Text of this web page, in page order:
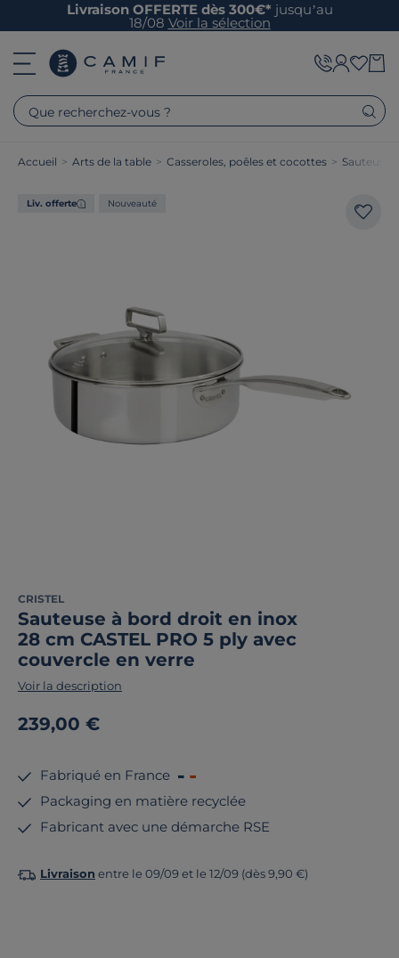
Livraison OFFERTE dès 300€* jusqu’au
18/08 Voir la sélection
Que recherchez-vous ?
Accueil > Arts de la table > Casseroles, poêles et cocottes >
Liv. offerte Nouveauté
CRISTEL
Sauteuse à bord droit en inox
28 cm CASTEL PRO 5 ply avec
couvercle en verre
Voir la description
239,00 €
Fabriqué en France
Packaging en matière recyclée
Fabricant avec une démarche RSE
Livraison entre le 09/09 et le 12/09 (dès 9,90 €)